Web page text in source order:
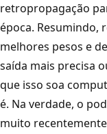
retropropagação
época. Resumindo,
melhores pesos e
saída mais precisa
que isso soa
é. Na verdade, o
muito